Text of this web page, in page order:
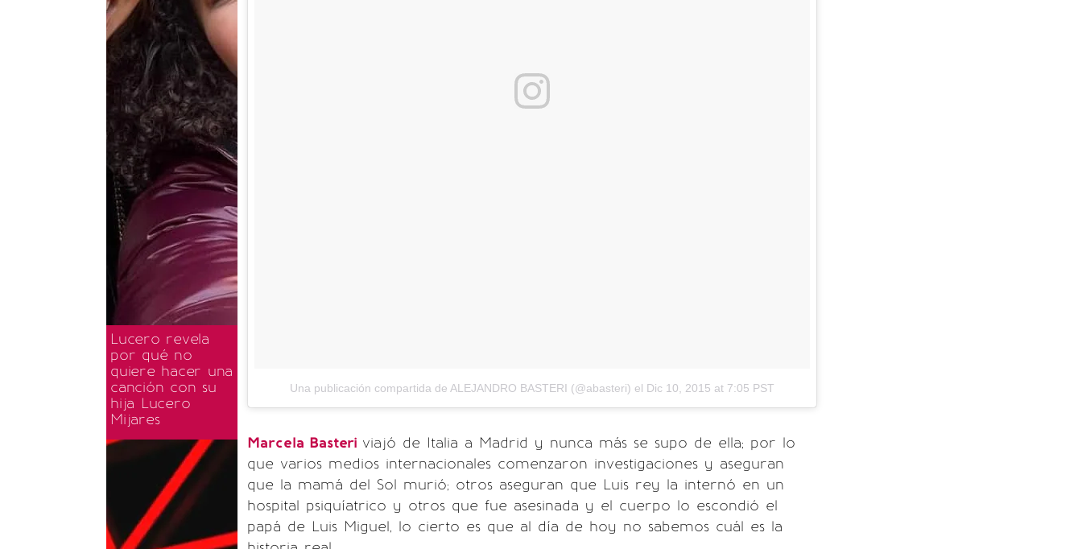
Lucero revela
por qué no
quiere hacer una
canción con su
hija Lucero
Mijares
Una publicación compartida de ALEJANDRO BASTERI (@abasteri) el Dic 10, 2015 at 7:05 PST
Marcela Basteri viajó de Italia a Madrid y nunca más se supo de ella; por lo
que varios medios internacionales comenzaron investigaciones y aseguran
que la mamá del Sol murió; otros aseguran que Luis rey la internó en un
hospital psiquíatrico y otros que fue asesinada y el cuerpo lo escondió el
papá de Luis Miguel, lo cierto es que al día de hoy no sabemos cuál es la